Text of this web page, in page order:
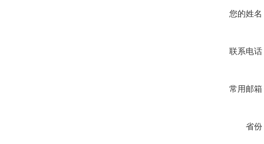
您的姓名
联系电话
常用邮箱
省份